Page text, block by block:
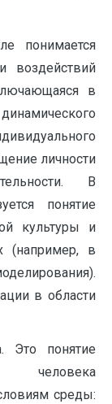
понимается
воздействий
в
личности
В
понятие
культуры и
(например, в
в области
Это понятие
че­ловека
среды: